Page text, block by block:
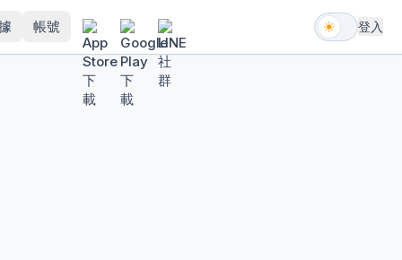
帳號 登入